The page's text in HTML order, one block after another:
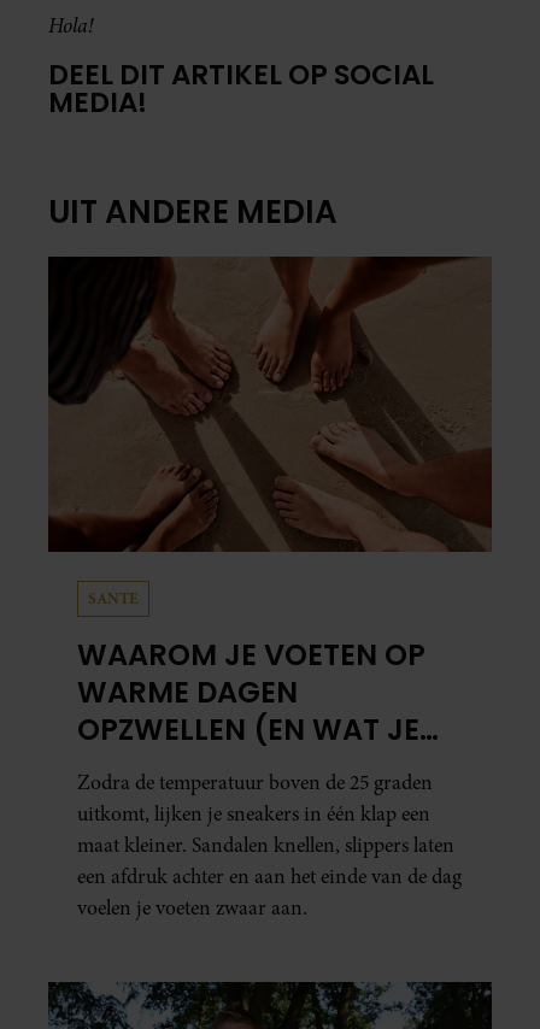
Hola!
DEEL DIT ARTIKEL OP SOCIAL
MEDIA!
UIT ANDERE MEDIA
SANTE
WAAROM JE VOETEN OP
WARME DAGEN
OPZWELLEN (EN WAT JE
ERAAN KUNT DOEN)
Zodra de temperatuur boven de 25 graden
uitkomt, lijken je sneakers in één klap een
maat kleiner. Sandalen knellen, slippers laten
een afdruk achter en aan het einde van de dag
voelen je voeten zwaar aan.